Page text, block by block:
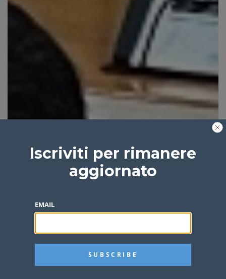
Iscriviti per rimanere
aggiornato
EMAIL